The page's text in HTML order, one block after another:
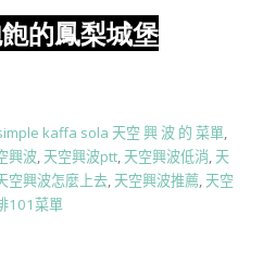
的鳳梨城堡
kaffa sola 天空 興 波 的 菜單,
興波, 天空興波ptt, 天空興波低消, 天
空興波怎麼上去, 天空興波推薦, 天空
101菜單